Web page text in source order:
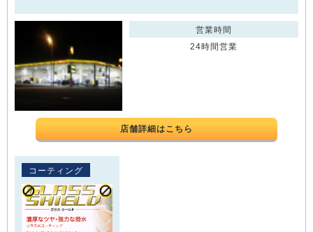
営業時間
24時間営業
店舗詳細はこちら
コーティング